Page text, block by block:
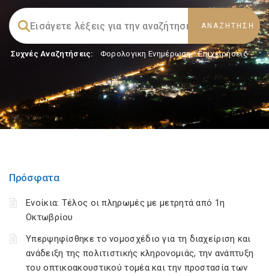
Συχνές Αναζητήσεις: Φορολογικη Ενημέρωση, Επιχειρήσεις
Πρόσφατα
Ενοίκια: Τέλος οι πληρωμές με μετρητά από 1η
Οκτωβρίου
Υπερψηφίσθηκε το νομοσχέδιο για τη διαχείριση και
ανάδειξη της πολιτιστικής κληρονομιάς, την ανάπτυξη
του οπτικοακουστικού τομέα και την προστασία των